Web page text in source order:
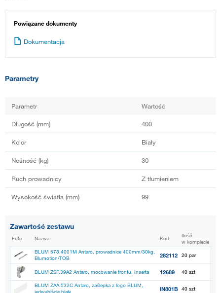
Powiązane dokumenty
Dokumentacja
Parametry
Parametr Wartość
Długość (mm) 400
Kolor Biały
Nośność (kg) 30
Ruch prowadnicy Z tłumieniem
Wysokość światła (mm) 99
Zawartość zestawu
Foto Nazwa Kod
Ilość
w komplecie
BLUM 578.4001M Antaro, prowadnice 400mm/30kg,
Blumotion/TOB
282112 20 par
BLUM ZSF.39A2 Antaro, mocowanie frontu, Inserta 12689 40 szt
BLUM ZAA.532C Antaro, zaślepka z logo BLUM,
IN801B 40 szt